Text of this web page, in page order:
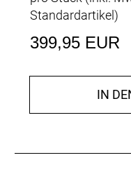
Standardartikel)
399,95 EUR
IN